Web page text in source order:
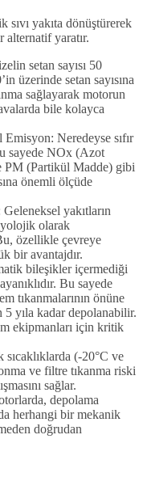
yakıta dönüştürerek
yaratır.
setan sayısı 50
üzerinde setan sayısına
sağlayarak motorun
bile kolayca
Neredeyse sıfır
sayede NOx (Azot
(Partikül Madde) gibi
önemli ölçüde
yakıtların
olarak
özellikle çevreye
bir avantajdır.
bileşikler içermediği
Bu sayede
tıkanmalarının önüne
5 yıla kadar depolanabilir.
ekipmanları için kritik
sıcaklıklarda (-20°C ve
ve filtre tıkanma riski
sağlar.
depolama
herhangi bir mekanik
doğrudan